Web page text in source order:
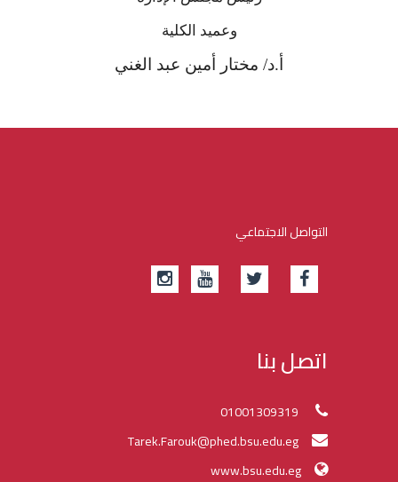
وعميد الكلية
أ.د/ مختار أمين عبد الغني
التواصل الاجتماعي
اتصل بنا
www.bsu.edu.eg